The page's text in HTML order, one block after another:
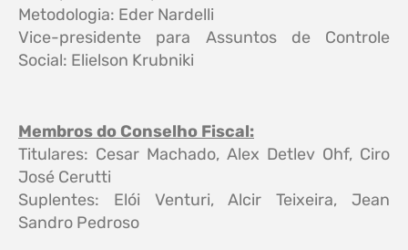
Metodologia: Eder Nardelli
Vice-presidente para Assuntos de Controle
Social: Elielson Krubniki
Membros do Conselho Fiscal:
Titulares: Cesar Machado, Alex Detlev Ohf, Ciro
José Cerutti
Suplentes: Elói Venturi, Alcir Teixeira, Jean
Sandro Pedroso